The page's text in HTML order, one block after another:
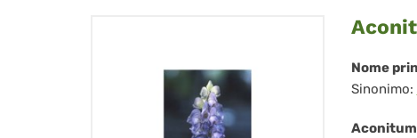
Nome
Sinonimo: